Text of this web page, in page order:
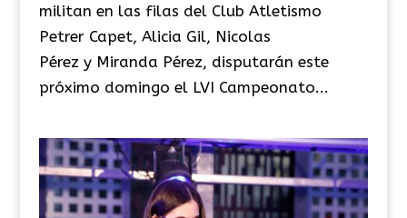
militan en las filas del Club Atletismo
Petrer Capet, Alicia Gil, Nicolas
Pérez y Miranda Pérez, disputarán este
próximo domingo el LVI Campeonato...